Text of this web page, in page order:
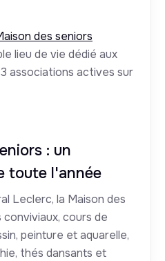
des seniors
lieu de vie dédié aux
associations actives sur
: un
toute l'année
Leclerc, la Maison des
cours de
peinture et aquarelle,
thés dansants et